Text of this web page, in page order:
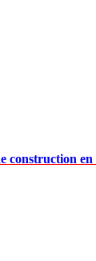
construction